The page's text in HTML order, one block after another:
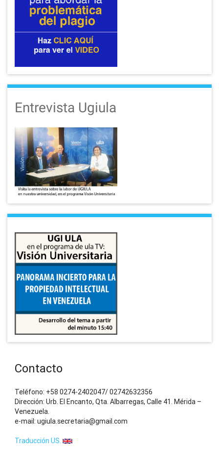
Entrevista Ugiula
Contacto
Teléfono: +58 0274-2402047/ 02742632356
Dirección: Urb. El Encanto, Qta. Albarregas, Calle 41. Mérida –
Venezuela.
e-mail: ugiula.secretaria@gmail.com
Traducción US.